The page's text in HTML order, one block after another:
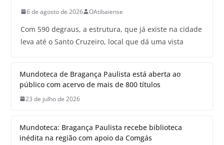
6 de agosto de 2026 OAtibaiense
Com 590 degraus, a estrutura, que já existe na cidade
leva até o Santo Cruzeiro, local que dá uma vista
Mundoteca de Bragança Paulista está aberta ao
público com acervo de mais de 800 títulos
23 de julho de 2026
Mundoteca: Bragança Paulista recebe biblioteca
inédita na região com apoio da Comgás